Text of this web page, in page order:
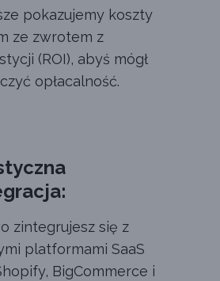
pokazujemy koszty
ze zwrotem z
(ROI), abyś mógł
opłacalność.
zintegrujesz się z
platformami SaaS
BigCommerce i